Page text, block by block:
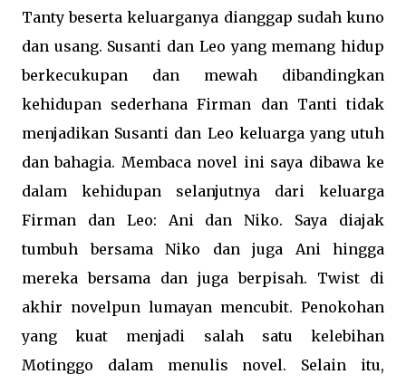
Tanty beserta keluarganya dianggap sudah kuno
dan usang. Susanti dan Leo yang memang hidup
berkecukupan dan mewah dibandingkan
kehidupan sederhana Firman dan Tanti tidak
menjadikan Susanti dan Leo keluarga yang utuh
dan bahagia. Membaca novel ini saya dibawa ke
dalam kehidupan selanjutnya dari keluarga
Firman dan Leo: Ani dan Niko. Saya diajak
tumbuh bersama Niko dan juga Ani hingga
mereka bersama dan juga berpisah. Twist di
akhir novelpun lumayan mencubit. Penokohan
yang kuat menjadi salah satu kelebihan
Motinggo dalam menulis novel. Selain itu,